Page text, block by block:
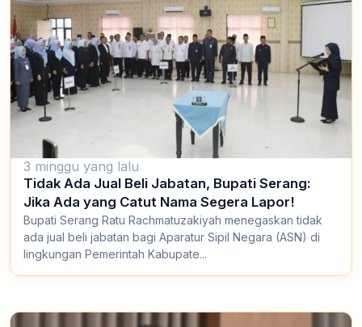
3 minggu yang lalu
Tidak Ada Jual Beli Jabatan, Bupati Serang:
Jika Ada yang Catut Nama Segera Lapor!
Bupati Serang Ratu Rachmatuzakiyah menegaskan tidak
ada jual beli jabatan bagi Aparatur Sipil Negara (ASN) di
lingkungan Pemerintah Kabupate...